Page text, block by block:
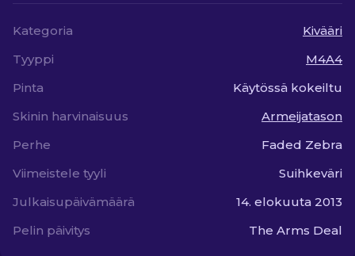
Kategoria
Kivääri
Tyyppi
M4A4
Pinta
Käytössä kokeiltu
Skinin harvinaisuus
Armeijatason
Perhe
Faded Zebra
Viimeistele tyyli
Suihkeväri
Julkaisupäivämäärä
14. elokuuta 2013
Pelin päivitys
The Arms Deal